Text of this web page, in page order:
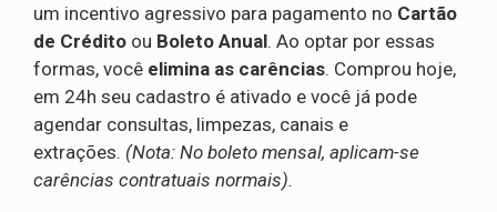
um incentivo agressivo para pagamento no Cartão
de Crédito ou Boleto Anual. Ao optar por essas
formas, você elimina as carências. Comprou hoje,
em 24h seu cadastro é ativado e você já pode
agendar consultas, limpezas, canais e
extrações. (Nota: No boleto mensal, aplicam-se
carências contratuais normais).